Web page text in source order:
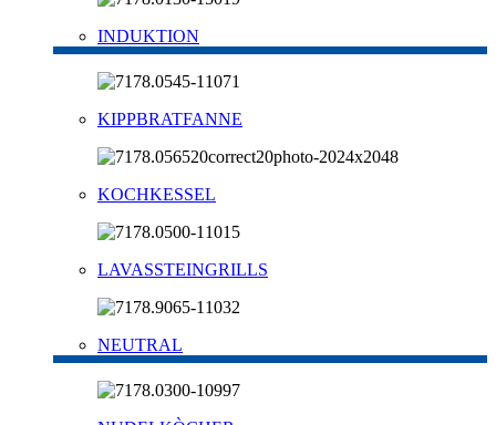
INDUKTION
KIPPBRATFANNE
KOCHKESSEL
LAVASSTEINGRILLS
NEUTRAL